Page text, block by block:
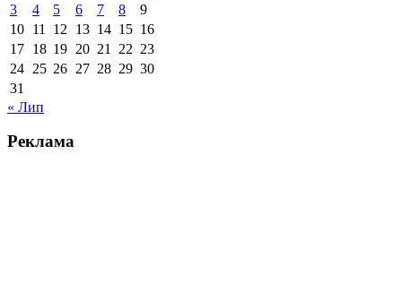
3
4 5 6 7 8
9
10 11 12 13 14 15 16
17 18 19 20 21 22 23
24 25 26 27 28 29 30
31
« Лип
Реклама